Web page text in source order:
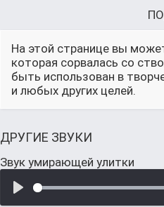
На этой странице вы
которая сорвалась со
быть использован в
и любых других целей.
ДРУГИЕ ЗВУКИ
Звук умирающей улитки